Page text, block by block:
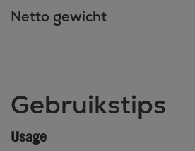
Netto gewicht
Gebruikstips
Usage